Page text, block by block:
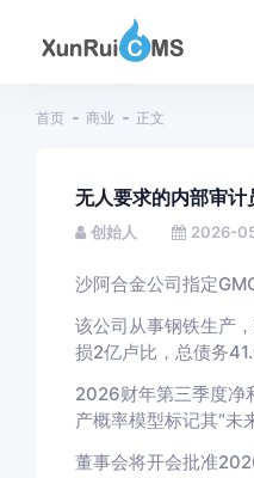
首页 商业 正文
无人要求的内部审计
创始人 2026-
沙阿合金公司指定
该公司从事钢铁生产
损2亿卢比，总债务
2026财年第三季度净
产概率模型标记其“未
董事会将开会批准